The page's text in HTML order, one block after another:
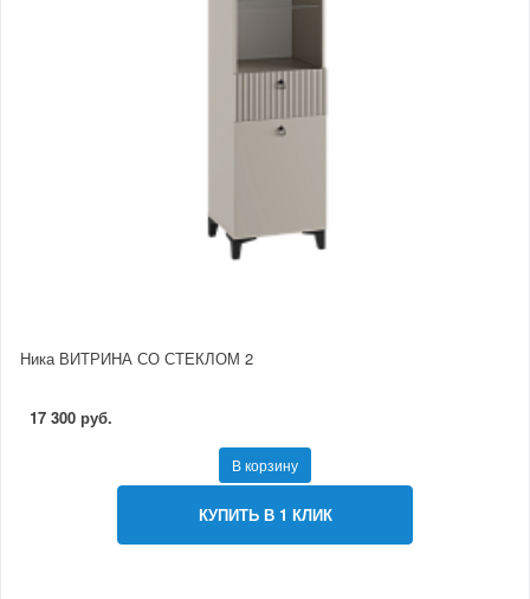
Ника ВИТРИНА СО СТЕКЛОМ 2
17 300 руб.
В корзину
КУПИТЬ В 1 КЛИК